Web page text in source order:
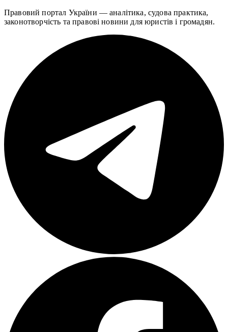
Правовий портал України — аналітика, судова практика,
законотворчість та правові новини для юристів і громадян.